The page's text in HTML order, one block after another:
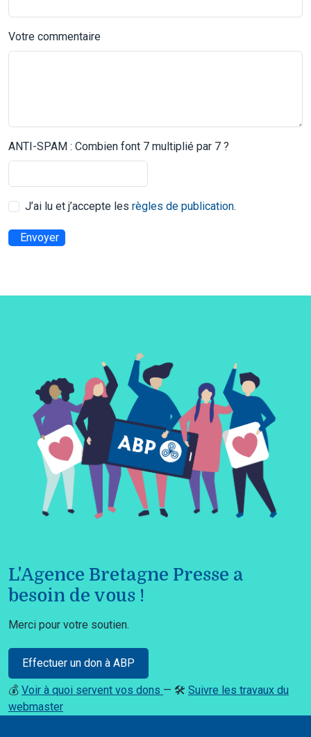
Votre commentaire
ANTI-SPAM : Combien font 7 multiplié par 7 ?
J’ai lu et j’accepte les règles de publication.
Envoyer
L'Agence Bretagne Presse a
besoin de vous !
Merci pour votre soutien.
Effectuer un don à ABP
💰 Voir à quoi servent vos dons — 🛠️ Suivre les travaux du
webmaster